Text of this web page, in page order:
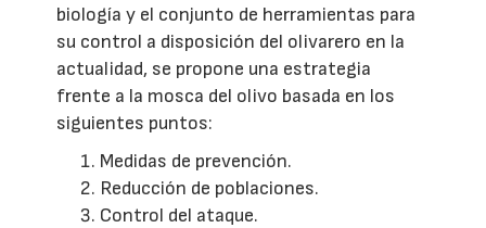
biología y el conjunto de herramientas para
su control a disposición del olivarero en la
actualidad, se propone una estrategia
frente a la mosca del olivo basada en los
siguientes puntos:
Medidas de prevención.
Reducción de poblaciones.
Control del ataque.